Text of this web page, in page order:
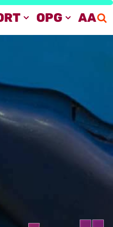
OPG AA